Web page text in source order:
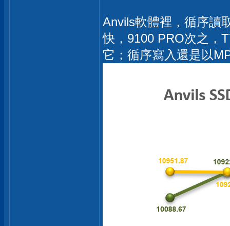
Anvils軟體裡，循序讀
快，9100 PRO次之，
它；循序寫入還是以